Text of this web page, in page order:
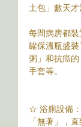
土包」數天
每間病房都
罐保溫瓶盛
粥」和抗癌
手套等。
☆ 浴廁設備
「無著」，